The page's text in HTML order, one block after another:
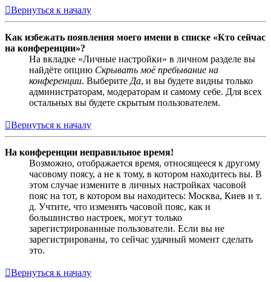
Вернуться к началу
Как избежать появления моего имени в списке «Кто сейчас
на конференции»?
На вкладке «Личные настройки» в личном разделе вы
найдёте опцию Скрывать моё пребывание на
конференции. Выберите Да, и вы будете видны только
администраторам, модераторам и самому себе. Для всех
остальных вы будете скрытым пользователем.
Вернуться к началу
На конференции неправильное время!
Возможно, отображается время, относящееся к другому
часовому поясу, а не к тому, в котором находитесь вы. В
этом случае измените в личных настройках часовой
пояс на тот, в котором вы находитесь: Москва, Киев и т.
д. Учтите, что изменять часовой пояс, как и
большинство настроек, могут только
зарегистрированные пользователи. Если вы не
зарегистрированы, то сейчас удачный момент сделать
это.
Вернуться к началу